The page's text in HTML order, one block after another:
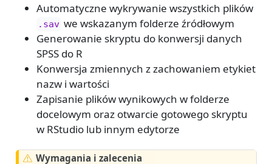
Automatyczne wykrywanie wszystkich plików
.sav we wskazanym folderze źródłowym
Generowanie skryptu do konwersji danych
SPSS do R
Konwersja zmiennych z zachowaniem etykiet
nazw i wartości
Zapisanie plików wynikowych w folderze
docelowym oraz otwarcie gotowego skryptu
w RStudio lub innym edytorze
Wymagania i zalecenia